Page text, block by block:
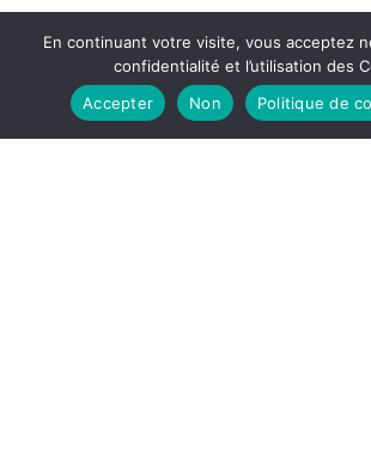
En continuant votre visite, vous acceptez
confidentialité et l’utilisation des
Accepter
Non Politique de